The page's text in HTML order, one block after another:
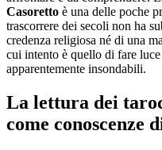
Casoretto è una delle poche
trascorrere dei secoli non ha
credenza religiosa né di una
cui intento è quello di fare
apparentemente insondabili.
La lettura dei
come conoscenze